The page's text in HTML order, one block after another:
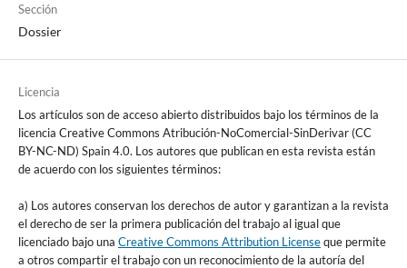
Sección
Dossier
Licencia
Los artículos son de acceso abierto distribuidos bajo los términos de la
licencia Creative Commons Atribución-NoComercial-SinDerivar (CC
BY-NC-ND) Spain 4.0. Los autores que publican en esta revista están
de acuerdo con los siguientes términos:
a) Los autores conservan los derechos de autor y garantizan a la revista
el derecho de ser la primera publicación del trabajo al igual que
licenciado bajo una Creative Commons Attribution Licenseque permite
a otros compartir el trabajo con un reconocimiento de la autoría del